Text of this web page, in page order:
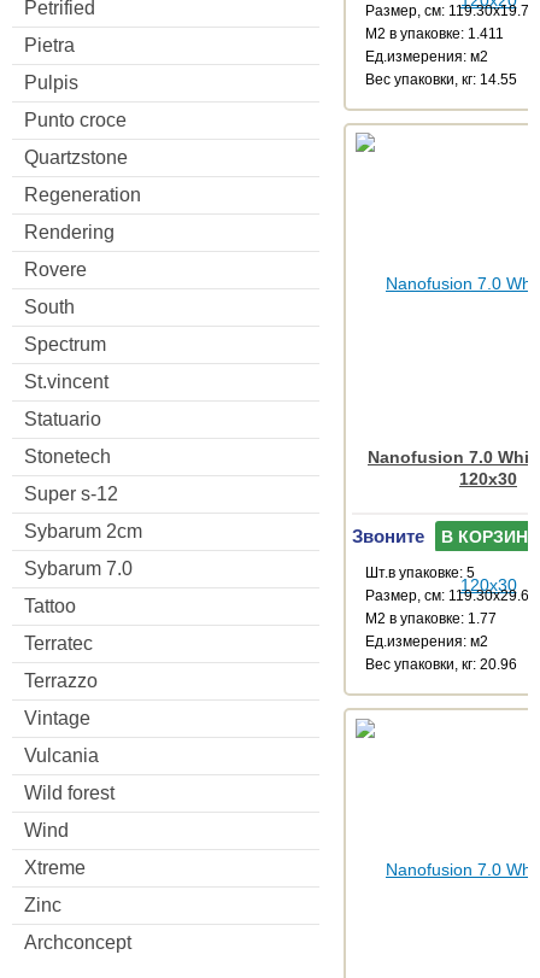
Petrified
Pietra
Pulpis
Punto croce
Quartzstone
Regeneration
Rendering
Rovere
South
Spectrum
St.vincent
Statuario
Stonetech
Super s-12
Sybarum 2cm
Sybarum 7.0
Tattoo
Terratec
Terrazzo
Vintage
Vulcania
Wild forest
Wind
Xtreme
Zinc
Archconcept
Размер, см: 119.30x19.71
М2 в упаковке: 1.411
Ед.измерения: м2
Веc упаковки, кг: 14.55
Nanofusion 7.0
120x30
Звоните В КОРЗИНУ
Шт.в упаковке: 5
Размер, см: 119.30x29.67
М2 в упаковке: 1.77
Ед.измерения: м2
Веc упаковки, кг: 20.96